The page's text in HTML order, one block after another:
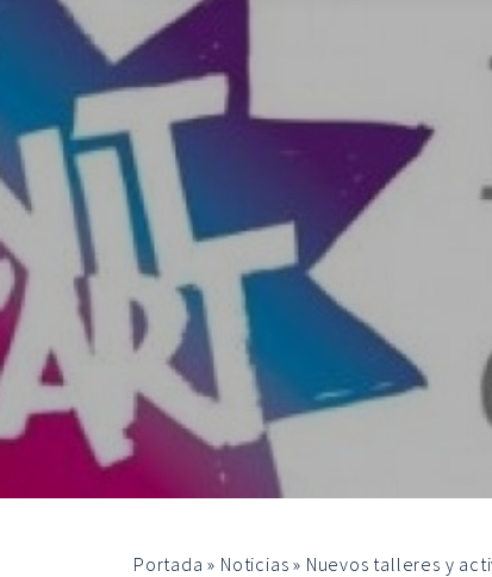
Portada » Noticias » Nuevos talleres y